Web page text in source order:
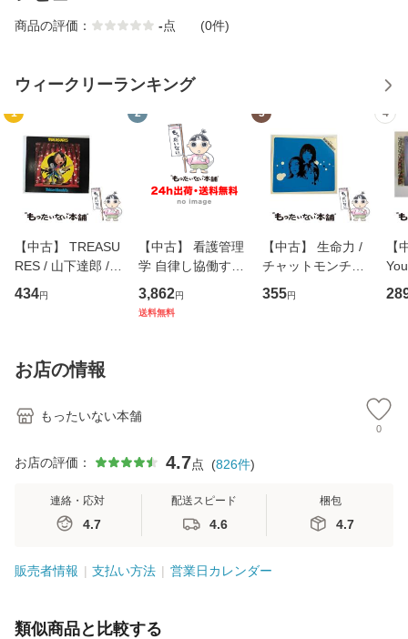
商品の評価： -点 (0件)
ウィークリーランキング
1
【中古】 TREASU
RES / 山下達郎 /
イーストウエス
ト・ジャパン [CD]
434円
2
【中古】 看護管理
学 自律し協働する
専門職の看護マネ
ジメントスキル 改
3,862円
送料無料
3
【中古】 生命力 /
チャットモンチー /
キューンレコード
[CD]【メール便送
355円
4
【
のが
お店の情報
もったいない本舗
0
お店の評価： 4.7点 (826件)
連絡・応対
4.7
配送スピード
4.6
梱包
4.7
販売者情報 支払い方法 営業日カレンダー
類似商品と比較する